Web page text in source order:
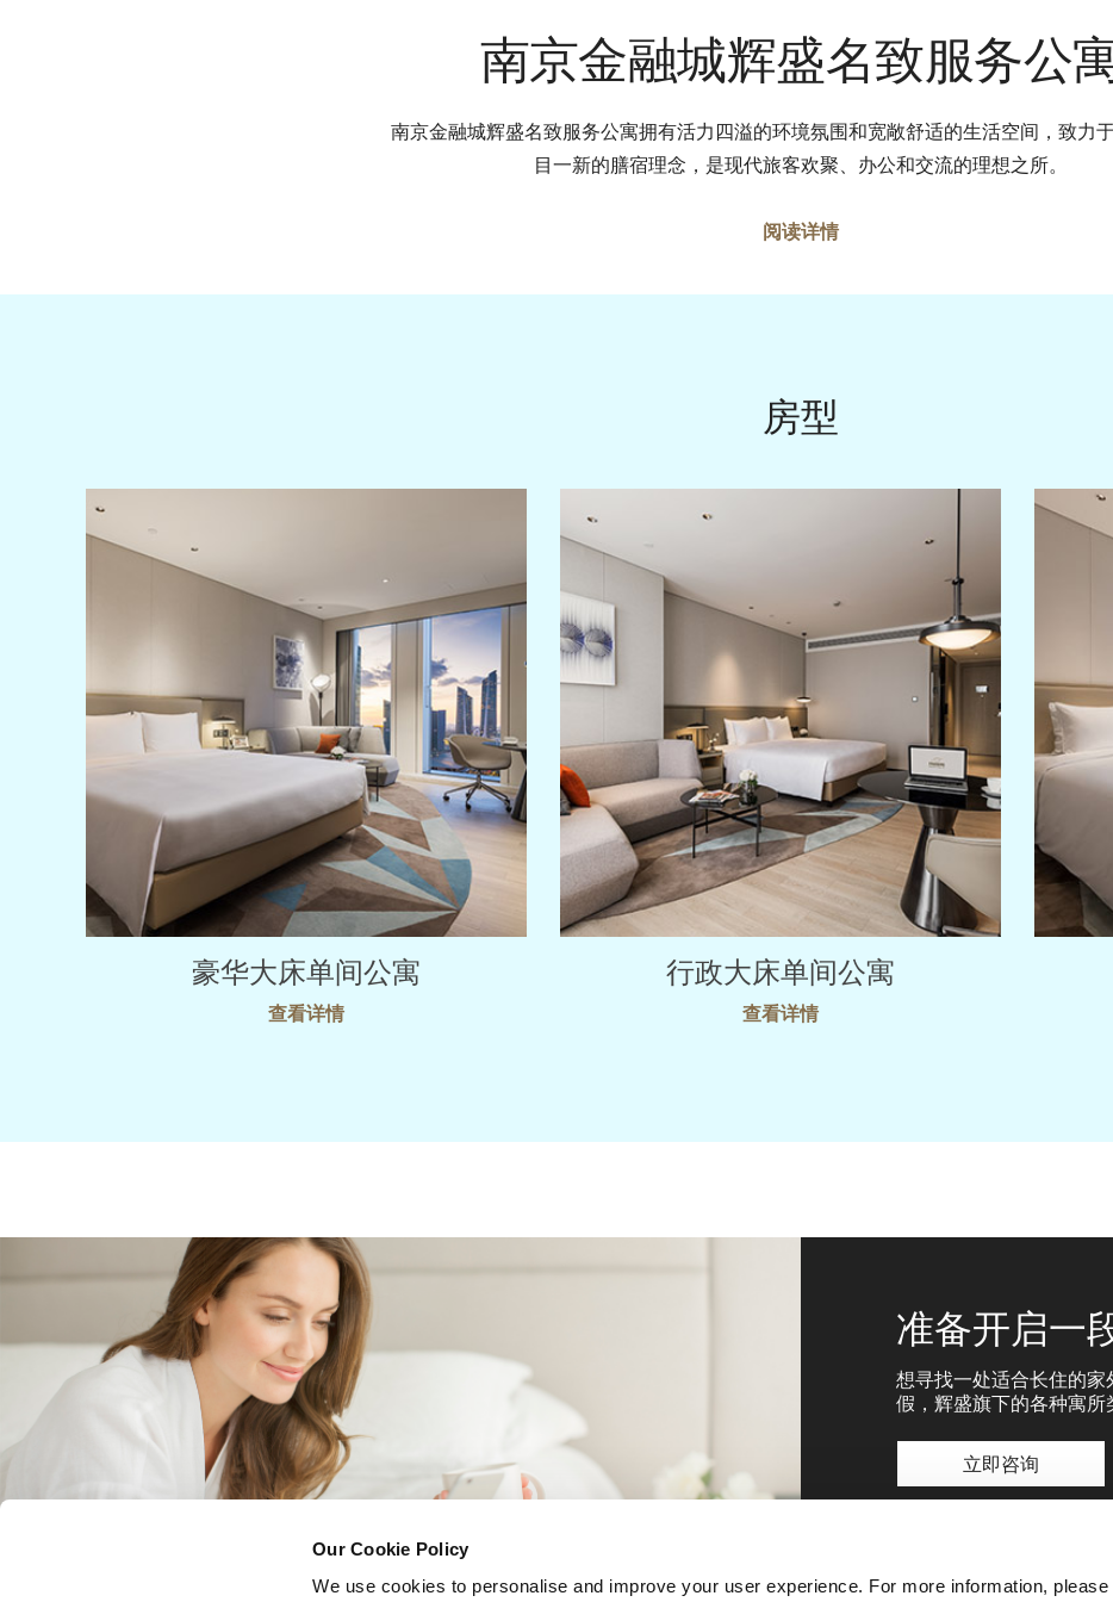
Our Cookie Policy
We use cookies to personalise and improve your user experience. For more information,
南京金融城辉盛名致服务公
南京金融城辉盛名致服务公寓拥有活力四溢的环境氛围和宽敞舒适的生活空间，致力
目一新的膳宿理念，是现代旅客欢聚、办公和交流的理想之所。
阅读详情
房型
豪华大床单间公寓
查看详情
行政大床单间公寓
查看详情
准备开启一
想寻找一处适合长住的
假，辉盛旗下的各种寓所
立即咨询